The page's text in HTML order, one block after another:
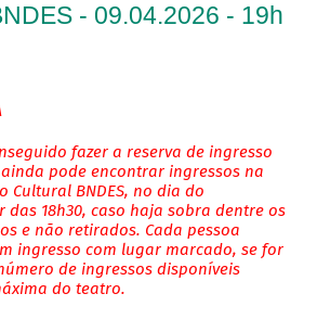
- 09.04.2026 - 19h
fazer a reserva de ingresso
pode encontrar ingressos na
Cultural BNDES, no dia do
18h30, caso haja sobra dentre os
e não retirados. Cada pessoa
ingresso com lugar marcado, se for
de ingressos disponíveis
do teatro.